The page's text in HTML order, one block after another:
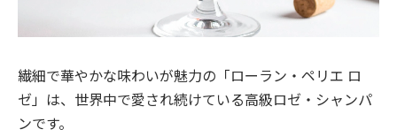
繊細で華やかな味わいが魅力の「ローラン・ペリエ ロ
ゼ」は、世界中で愛され続けている高級ロゼ・シャンパ
ンです。